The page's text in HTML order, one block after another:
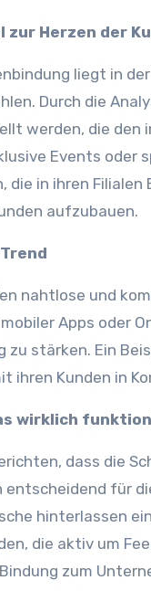
zur Herzen der
liegt in
Durch die
werden, die den
Events oder
die in ihren
aufzubauen.
nahtlose und
Apps oder
zu stärken. Ein
Kunden in
wirklich
dass die
entscheidend für
hinterlassen
die aktiv um
zum